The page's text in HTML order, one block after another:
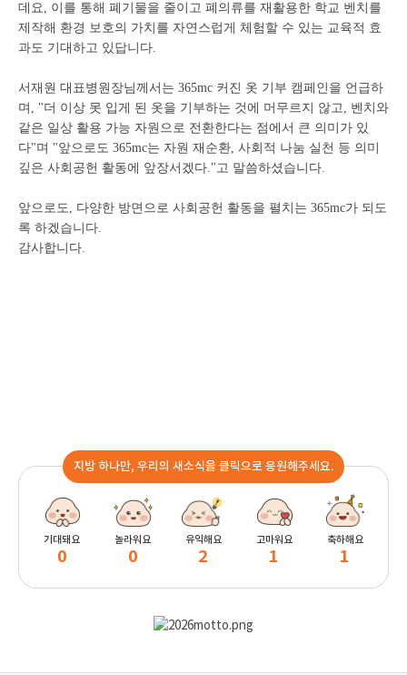
데요, 이를 통해 폐기물을 줄이고 폐의류를 재활용한 학교 벤치를
제작해 환경 보호의 가치를 자연스럽게 체험할 수 있는 교육적 효
과도 기대하고 있답니다.
서재원 대표병원장님께서는 365mc 커진 옷 기부 캠페인을 언급하
며, "더 이상 못 입게 된 옷을 기부하는 것에 머무르지 않고, 벤치와
같은 일상 활용 가능 자원으로 전환한다는 점에서 큰 의미가 있
다"며 "앞으로도 365mc는 자원 재순환, 사회적 나눔 실천 등 의미
깊은 사회공헌 활동에 앞장서겠다."고 말씀하셨습니다.
앞으로도, 다양한 방면으로 사회공헌 활동을 펼치는 365mc가 되도
록 하겠습니다.
감사합니다.
지방 하나만, 우리의 새소식을 클릭으로 응원해주세요.
기대돼요
0
놀라워요
0
유익해요
2
고마워요
1
축하해요
1